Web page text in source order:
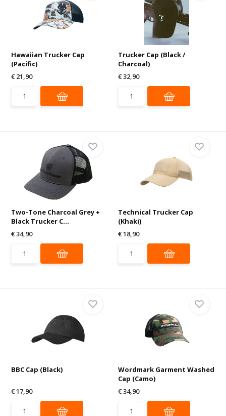
Hawaiian Trucker Cap
(Pacific)
€ 21,90
Trucker Cap (Black /
Charcoal)
€ 32,90
Two-Tone Charcoal Grey +
Black Trucker C...
€ 34,90
Technical Trucker Cap
(Khaki)
€ 18,90
BBC Cap (Black)
€ 17,90
Wordmark Garment Washed
Cap (Camo)
€ 34,90